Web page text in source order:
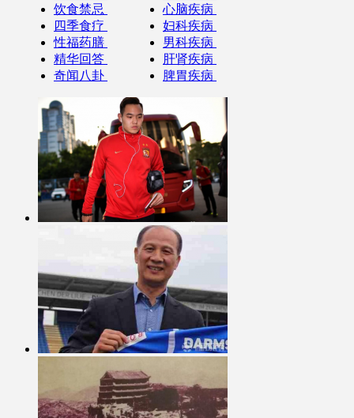
饮食禁忌
四季食疗
性福药膳
精华回答
奇闻八卦
心脑疾病
妇科疾病
男科疾病
肝肾疾病
脾胃疾病